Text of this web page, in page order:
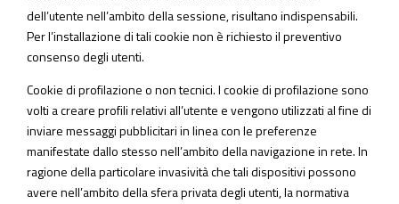
dell’utente nell’ambito della sessione, risultano indispensabili.
Per l’installazione di tali cookie non è richiesto il preventivo
consenso degli utenti.
Cookie di profilazione o non tecnici. I cookie di profilazione sono
volti a creare profili relativi all’utente e vengono utilizzati al fine di
inviare messaggi pubblicitari in linea con le preferenze
manifestate dallo stesso nell’ambito della navigazione in rete. In
ragione della particolare invasività che tali dispositivi possono
avere nell’ambito della sfera privata degli utenti, la normativa